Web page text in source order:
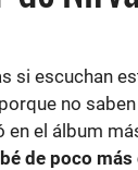
si escuchan
no
en el álbum
de poco más